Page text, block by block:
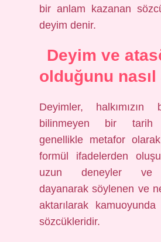
bir anlam kazanan
deyim denir.
Deyim ve
olduğunu nasıl
Deyimler, halkımızın
bilinmeyen bir tarih
genellikle metafor
formül ifadelerden
uzun deneyler ve
dayanarak söylenen ve
aktarılarak
sözcükleridir.